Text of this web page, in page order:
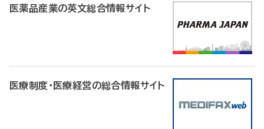
医薬品産業の英文総合情報サイト
医療制度・医療経営の総合情報サイト